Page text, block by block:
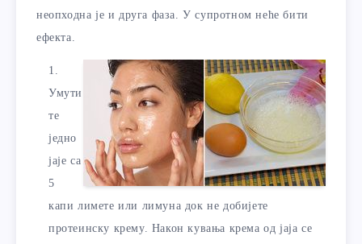
неопходна је и друга фаза. У супротном неће бити
ефекта.
Умути
те
једно
јаје са
5
капи лимете или лимуна док не добијете
протеинску крему. Након кувања крема од јаја се